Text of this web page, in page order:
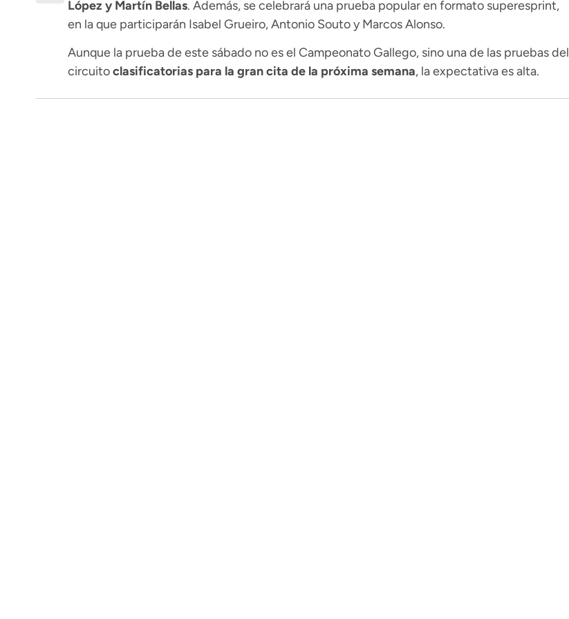
López y Martín Bellas. Además, se celebrará una prueba popular en formato superesprint,
en la que participarán Isabel Grueiro, Antonio Souto y Marcos Alonso.
Aunque la prueba de este sábado no es el Campeonato Gallego, sino una de las pruebas del
circuitoclasificatorias para la gran cita de la próxima semana, la expectativa es alta.